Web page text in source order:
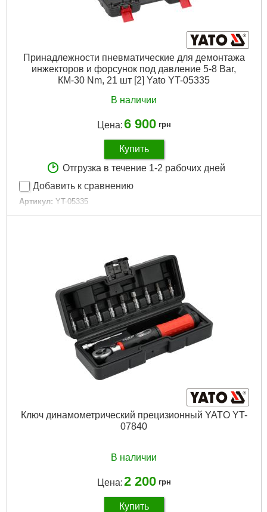
Принадлежности пневматические для демонтажа
инжекторов и форсунок под давление 5-8 Bar,
КМ-30 Nm, 21 шт [2] Yato YT-05335
В наличии
Цена:6 900 грн
Купить
Отгрузка в течение 1-2 рабочих дней
Добавить к сравнению
Артикул: YT-05335
Код товара: 29.79.24
Ключ динамометрический прецизионный YATO YT-
07840
В наличии
Цена:2 200 грн
Купить